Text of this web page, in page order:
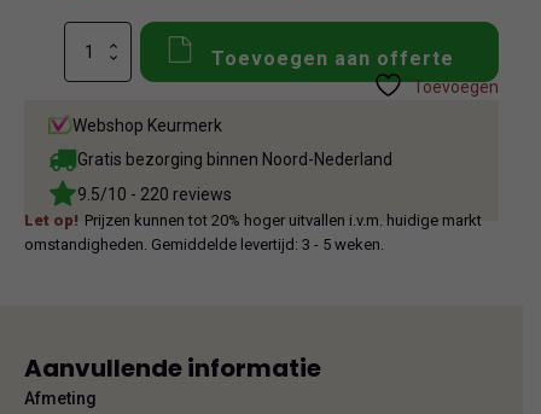
Italgraniti
Limestone
Dark
aantal
Toevoegen aan offerte
Toevoegen
Webshop Keurmerk
Gratis bezorging binnen Noord-Nederland
9.5/10 - 220 reviews
Let op! Prijzen kunnen tot 20% hoger uitvallen i.v.m. huidige markt
omstandigheden. Gemiddelde levertijd: 3 - 5 weken.
Aanvullende informatie
Afmeting